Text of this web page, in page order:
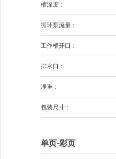
槽深度：
循环泵流量：
工作槽开口：
排水口：
净重：
包装尺寸：
单页-彩页